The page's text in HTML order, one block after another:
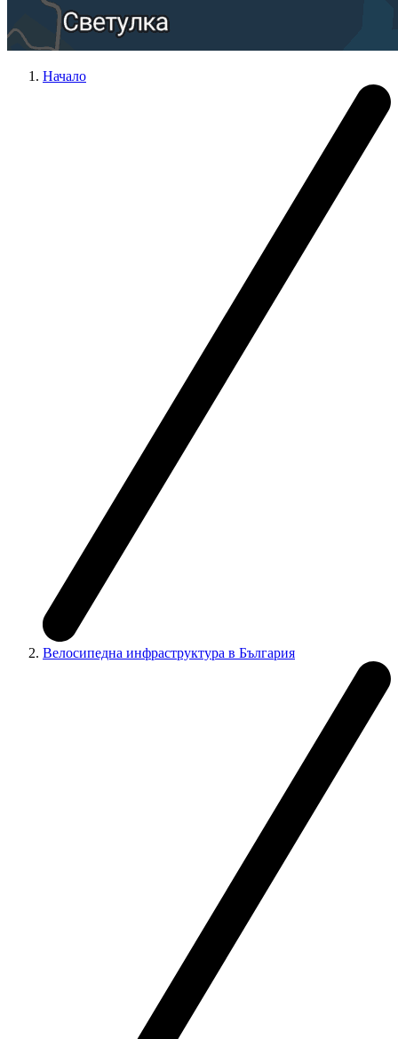
Начало
Велосипедна инфраструктура в България